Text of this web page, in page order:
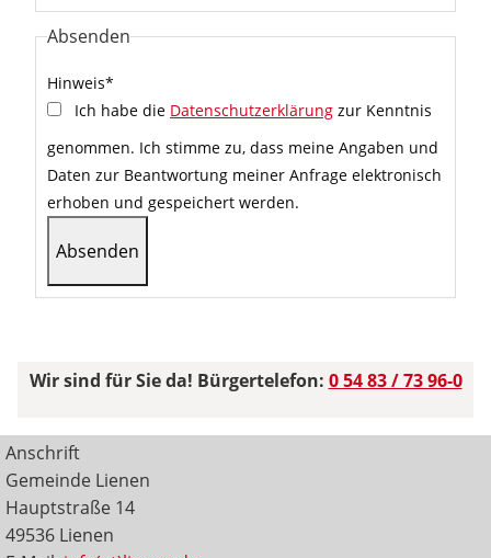
Absenden
Hinweis*
Ich habe die Datenschutzerklärung zur Kenntnis
genommen. Ich stimme zu, dass meine Angaben und
Daten zur Beantwortung meiner Anfrage elektronisch
erhoben und gespeichert werden.
Wir sind für Sie da! Bürgertelefon: 0 54 83 / 73 96-0
Anschrift
Gemeinde Lienen
Hauptstraße 14
49536 Lienen